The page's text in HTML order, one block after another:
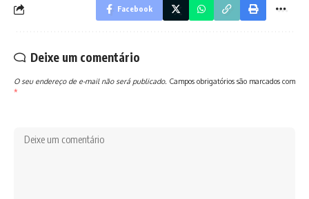
Facebook
Deixe um comentário
O seu endereço de e-mail não será publicado. Campos obrigatórios são marcados com
*